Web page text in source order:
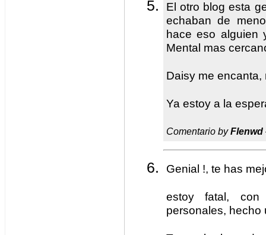
El otro blog esta
echaban de
hace eso alguien
Mental mas
Daisy me
Ya estoy a la
Comentario byFlenwd
Genial !, te has
estoy fatal, con
personales, hecho